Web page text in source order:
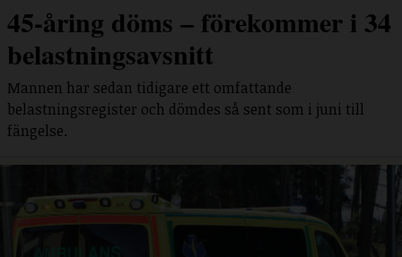
45-åring döms – förekommer i 34
belastningsavsnitt
Mannen har sedan tidigare ett omfattande
belastningsregister och dömdes så sent som i juni till
fängelse.